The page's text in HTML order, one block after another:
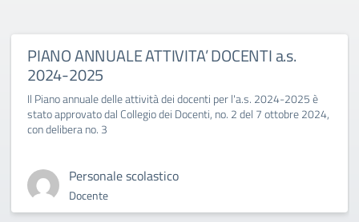
PIANO ANNUALE ATTIVITA’ DOCENTI a.s.
2024-2025
Il Piano annuale delle attività dei docenti per l'a.s. 2024-2025 è
stato approvato dal Collegio dei Docenti, no. 2 del 7 ottobre 2024,
con delibera no. 3
Personale scolastico
Docente